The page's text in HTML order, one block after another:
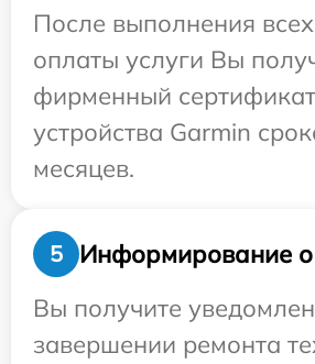
После выполнения
оплаты услуги Вы
фирменный
устройства Garmin
месяцев.
5
Информирование о
Вы получите
завершении ремонта